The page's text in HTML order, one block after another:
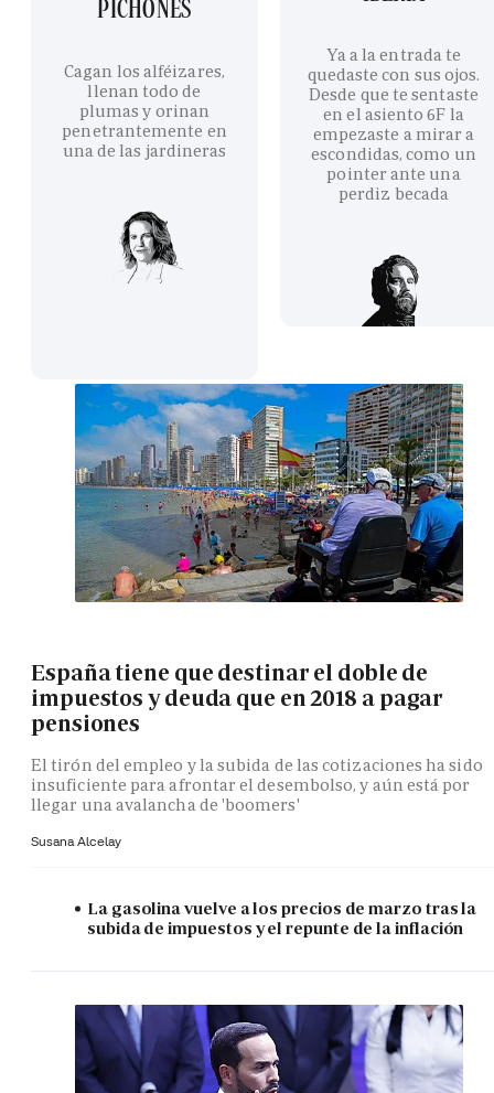
PICHONES
Cagan los alféizares,
llenan todo de
plumas y orinan
penetrantemente en
una de las jardineras
Ya a la entrada te
quedaste con sus ojos.
Desde que te sentaste
en el asiento 6F la
empezaste a mirar a
escondidas, como un
pointer ante una
perdiz becada
España tiene que destinar el doble de
impuestos y deuda que en 2018 a pagar
pensiones
El tirón del empleo y la subida de las cotizaciones ha sido
insuficiente para afrontar el desembolso, y aún está por
llegar una avalancha de 'boomers'
Susana Alcelay
La gasolina vuelve a los precios de marzo tras la
subida de impuestos y el repunte de la inflación